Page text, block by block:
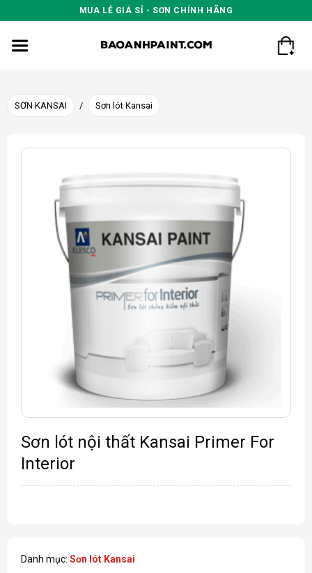
to
content
MUA LẺ GIÁ SỈ - SƠN CHÍNH HÃNG
SƠN KANSAI / Sơn lót Kansai
Sơn lót nội thất Kansai Primer For
Interior
Danh mục: Sơn lót Kansai